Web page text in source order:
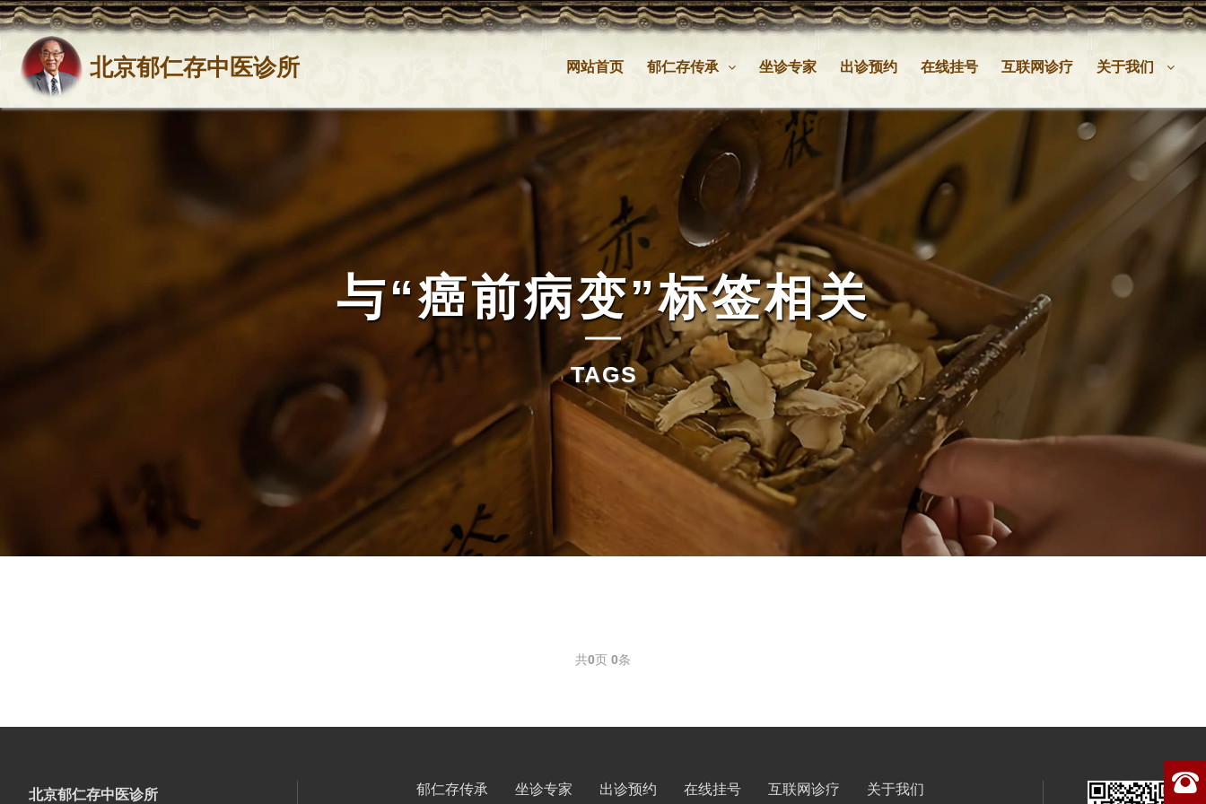
北京郁仁存中医诊所 网站首页 郁仁存传承 坐诊专家 出诊预约 在线挂号 互联网诊疗 关于我们
与“癌前病变”标签相关
TAGS
共0页 0条
北京郁仁存中医诊所 郁仁存传承 坐诊专家 出诊预约 在线挂号 互联网诊疗 关于我们